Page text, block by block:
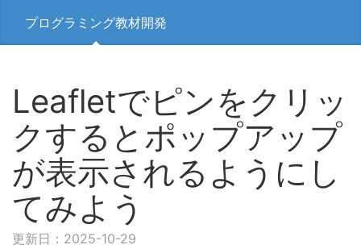
プログラミング教材開発
Leafletでピンをクリッ
クするとポップアップ
が表示されるようにし
てみよう
更新日：2025-10-29